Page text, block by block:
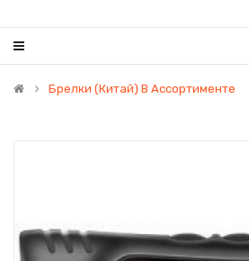
Брелки (Китай) В Ассортименте